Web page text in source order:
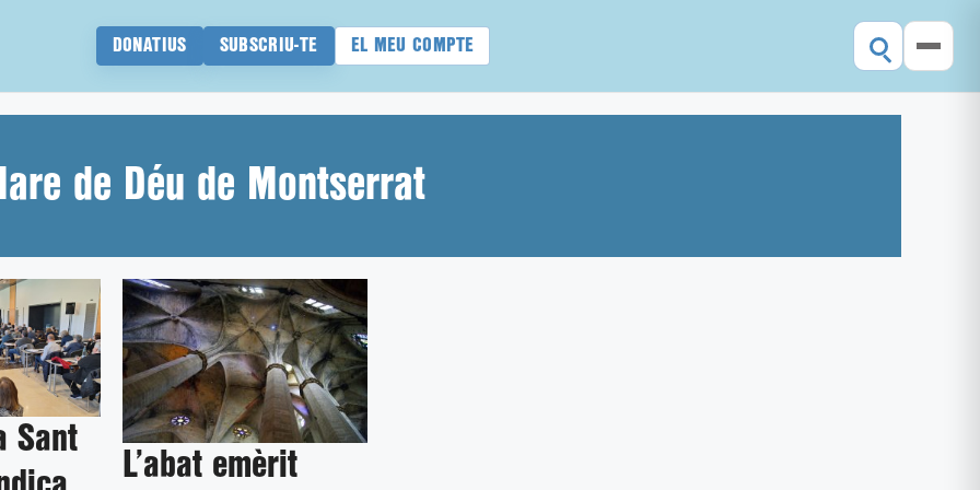
DONATIUS SUBSCRIU-TE EL MEU COMPTE
de Déu de Montserrat
Sant
L’abat emèrit